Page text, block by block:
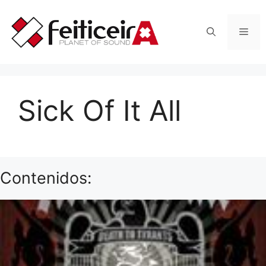
contenido
Sick Of It All
Contenidos: